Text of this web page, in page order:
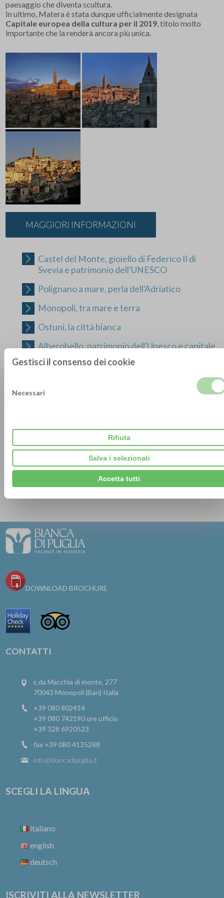
paesaggio che diventa scultura.
In ultimo, Matera è stata dunque ufficialmente designata
Capitale europea della cultura per il 2019 , titolo molto
importante che la renderà ancora più unica.
MAGGIORI INFORMAZIONI
Castel del Monte, gioiello di Federico II di
Svevia e patrimonio dell'UNESCO
Polignano a mare, perla dell'Adriatico
Monopoli, tra mare e terra
Ostuni, la città bianca
Alberobello, patrimonio dell'Unesco e capitale
mondiale dei trulli
Martina Franca, centro del noto festival lirico
Locorotondo, la città delle cummerse
Conversano, città d'arte e di storia
Cisternino, uno dei borghi più belli d'Italia
Salento e Lecce capitale mondiale del
DOWNLOAD BROCHURE
CONTATTI
c.da Macchia di monte, 277
70043 Monopoli (Bari) Italia
+39 080 802414
+39 080 742190 ore ufficio
+39 328 6920523
fax +39 080 4135288
info@biancadipuglia.it
SCEGLI LA LINGUA
italiano
english
deutsch
ISCRIVITI ALLA NEWSLETTER
Gestisci il consenso dei cookie
Necessari
Rifiuta
Salva i selezionati
Accetta tutti